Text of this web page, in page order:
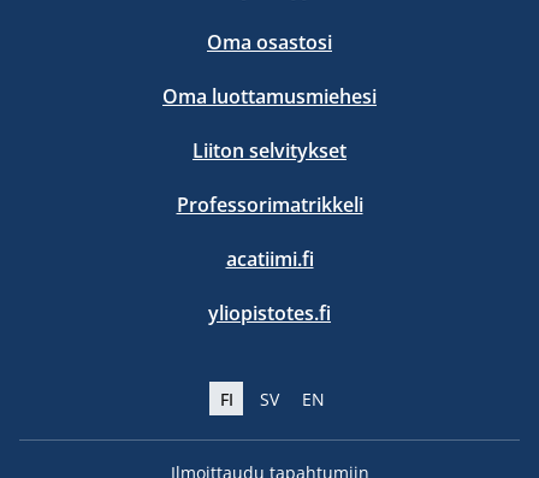
Oma osastosi
Oma luottamusmiehesi
Liiton selvitykset
Professorimatrikkeli
acatiimi.fi
yliopistotes.fi
FI SV EN
Ilmoittaudu tapahtumiin